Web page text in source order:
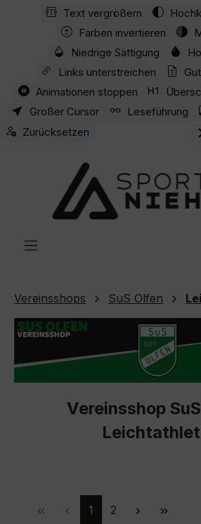
Zum Hauptinhalt springen
Text vergrößern
Farben invertieren
Niedrige Sättigung
Links unterstreichen
Animationen stoppen
Großer Cursor
Leseführung
Zurücksetzen
Vereinsshops SuS Olfen
Vereinsshop
Seite
1 Seite
2